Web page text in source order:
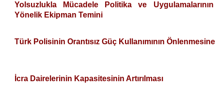
Yolsuzlukla Mücadele Politika ve
Yönelik Ekipman Temini
Türk Polisinin Orantısız Güç Kullanımının
İcra Dairelerinin Kapasitesinin Artırılması